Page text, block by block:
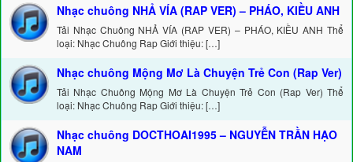
Nhạc chuông NHẢ VÍA (RAP VER) – PHÁO, KIỀU ANH
Tải Nhạc Chuông NHẢ VÍA (RAP VER) – PHÁO, KIỀU ANH Thể
loại: Nhạc Chuông Rap Giới thiệu: […]
Nhạc chuông Mộng Mơ Là Chuyện Trẻ Con (Rap Ver)
Tải Nhạc Chuông Mộng Mơ Là Chuyện Trẻ Con (Rap Ver) Thể
loại: Nhạc Chuông Rap Giới thiệu: […]
Nhạc chuông DOCTHOAI1995 – NGUYỄN TRẦN HẠO
NAM